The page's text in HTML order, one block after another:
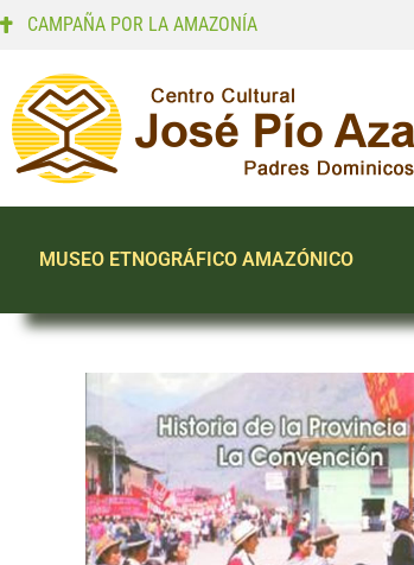
CAMPAÑA POR LA AMAZONÍA
MUSEO ETNOGRÁFICO AMAZÓNICO